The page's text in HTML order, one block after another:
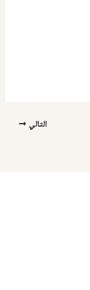
التالي